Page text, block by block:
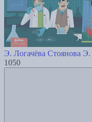
Э. Логачёва Стоянова Э.
1050